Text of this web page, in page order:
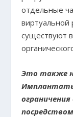
отдельные
виртуальной
существуют
Это также
Имплантаты